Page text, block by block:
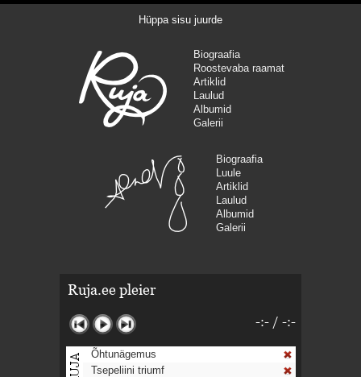
Hüppa sisu juurde
Biograafia
Roostevaba raamat
Artiklid
Laulud
Albumid
Galerii
Biograafia
Luule
Artiklid
Laulud
Albumid
Galerii
Ruja.ee pleier
-:- / -:-
Õhtunägemus
Tsepeliini triumf